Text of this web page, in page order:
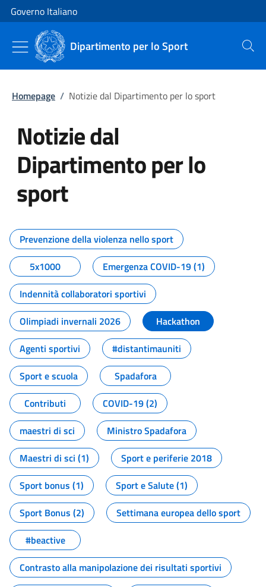
Vai al contenuto
Vai alla navigazione del sito
Governo Italiano
Dipartimento per lo Sport Cerca
Homepage / Notizie dal Dipartimento per lo sport
Notizie dal
Dipartimento per lo
sport
Tutti i contenuti della pagina
Prevenzione della violenza nello sport
5x1000
Emergenza COVID-19 (1)
Indennità collaboratori sportivi
Olimpiadi invernali 2026
Hackathon
Agenti sportivi
#distantimauniti
Sport e scuola
Spadafora
Contributi
COVID-19 (2)
maestri di sci
Ministro Spadafora
Maestri di sci (1)
Sport e periferie 2018
Sport bonus (1)
Sport e Salute (1)
Sport Bonus (2)
Settimana europea dello sport
#beactive
Contrasto alla manipolazione dei risultati sportivi